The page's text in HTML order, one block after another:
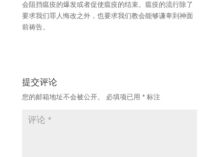
会阻挡瘟疫的爆发或者促使瘟疫的结束。瘟疫的流行除了
要求我们罪人悔改之外，也要求我们教会能够谦卑到神面
前祷告。
提交评论
您的邮箱地址不会被公开。 必填项已用 *标注